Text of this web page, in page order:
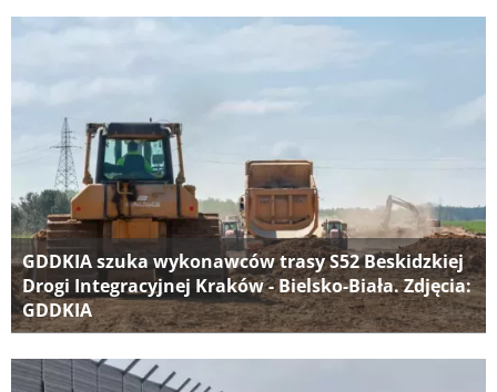
GDDKIA szuka wykonawców trasy S52 Beskidzkiej
Drogi Integracyjnej Kraków - Bielsko-Biała. Zdjęcia:
GDDKIA